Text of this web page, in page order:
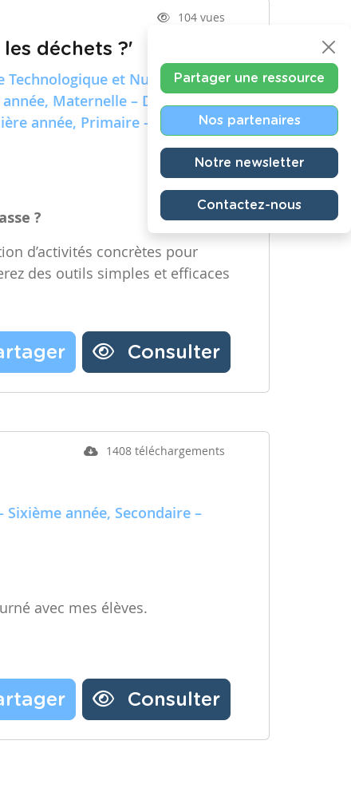
104 vues
déchets ?'
Technologique et Numérique)
Maternelle – Deuxième
année, Primaire – Deuxième
?
d’activités concrètes pour
des outils simples et efficaces
Consulter
1408 téléchargements
Sixième année, Secondaire –
avec mes élèves.
Consulter
Partager une ressource
Nos partenaires
Notre newsletter
Contactez-nous